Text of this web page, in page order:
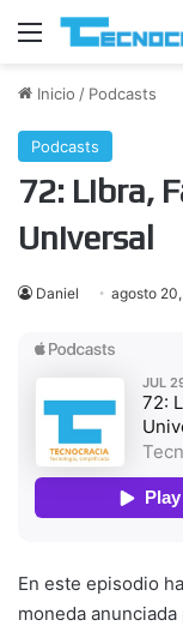
Menú
Inicio / Podcasts
Podcasts
72: Libra,
Universal
Daniel agosto
En este episodio
moneda